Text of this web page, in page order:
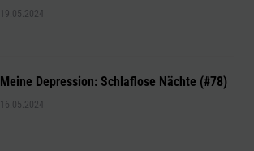
19.05.2024
Meine Depression: Schlaflose Nächte (#78)
16.05.2024